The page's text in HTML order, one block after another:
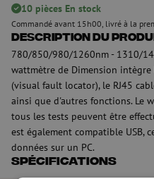
10 pièces En stock
Commandé avant 15h00, livré à la
Description du
780/850/980/1260nm - 1310/
wattmètre de Dimension intègre
(visual fault locator), le RJ45
ainsi que d'autres fonctions. Le
tous les tests peuvent être
est également compatible USB,
données sur un PC.
Spécifications